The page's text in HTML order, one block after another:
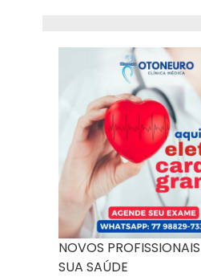
NOVOS
SUA SAÚDE